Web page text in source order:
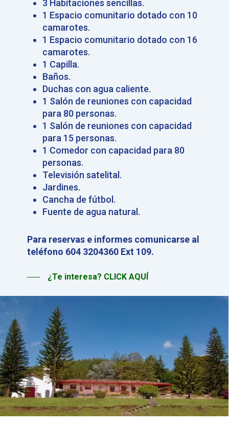
3 Habitaciones sencillas.
1 Espacio comunitario dotado con 10
camarotes.
1 Espacio comunitario dotado con 16
camarotes.
1 Capilla.
Baños.
Duchas con agua caliente.
1 Salón de reuniones con capacidad
para 80 personas.
1 Salón de reuniones con capacidad
para 15 personas.
1 Comedor con capacidad para 80
personas.
Televisión satelital.
Jardines.
Cancha de fútbol.
Fuente de agua natural.
Para reservas e informes comunicarse al
teléfono 604 3204360 Ext 109.
¿Te interesa? CLICK AQUÍ